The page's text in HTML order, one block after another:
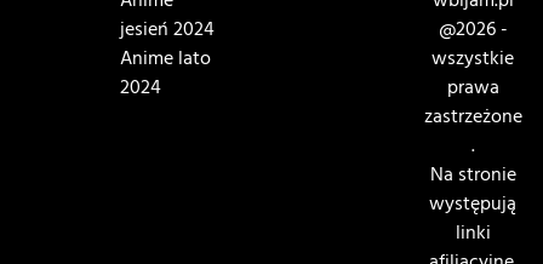
jesień 2024
Anime lato
2024
@2026 -
wszystkie
prawa
zastrzeżone
.
Na stronie
występują
linki